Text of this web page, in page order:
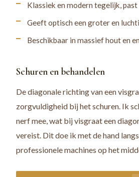
Klassiek en modern tegelijk,
Geeft optisch een groter en
Beschikbaar in massief hout en
Schuren en behandelen
De diagonale richting van een
zorgvuldigheid bij het schuren. Ik
nerf mee, wat bij visgraat een
vereist. Dit doe ik met de hand
professionele machines op het